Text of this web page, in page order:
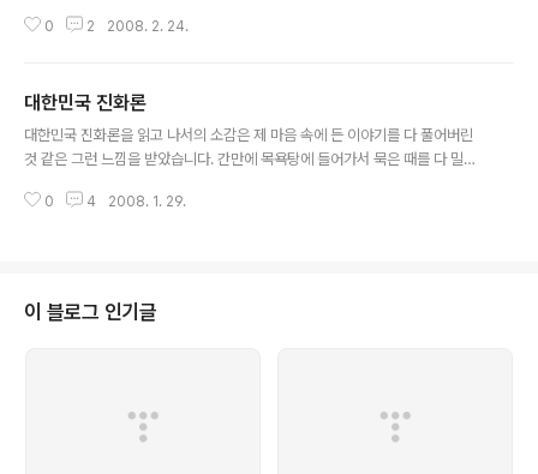
그렇게 오랜 기간 동안 성공을 할 수 있었던 내용에 대해서 궁금해서 읽기를 시
차이가 나는 점은 잘 모르겠습니다. 조금 반복이 된다는 느낌도 있는데, 전체적
인 주제에서는 벗어나지 않고 이야기를 하니 편하게 보실 수 있는 책이라고 생
각합니다. O교시: 일이라고 생각하지 마라, 인생이라고 생각하라 1교시: 어른이
0 2 2008. 2. 24.
대한민국 진화론
대한민국 진화론을 읽고 나서의 소감은 제 마음 속에 든 이야기를 다 풀어버린
것 같은 그런 느낌을 받았습니다. 간만에 목욕탕에 들어가서 묵은 때를 다 밀어
어서 설명을 해주신 것 같습니다. 때때로 해외에 나가서 한국이라는 나라를 간
고, 아니면 당신이 주장하시는 것처럼 남달리 세상을 살려고 노력을 하셔서 그
런 것인지도 모르겠습니다. 한국이라는 나라를 잘 분석하고 이야기하시는 분으
0 4 2008. 1. 29.
이 블로그 인기글